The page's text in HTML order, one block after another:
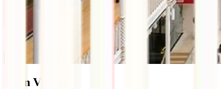
Dean Village